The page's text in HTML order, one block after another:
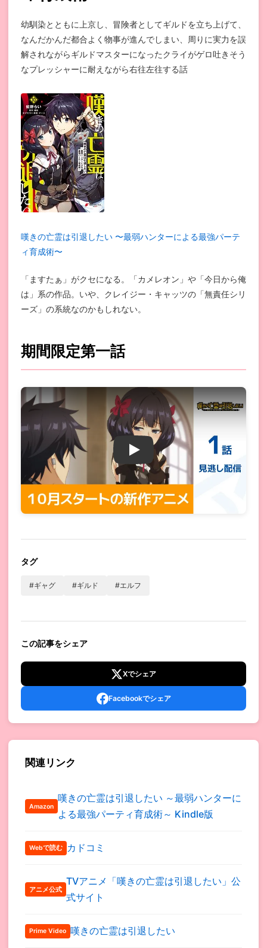
幼馴染とともに上京し、冒険者としてギルドを立ち上げて、
なんだかんだ都合よく物事が進んでしまい、周りに実力を誤
解されながらギルドマスターになったクライがゲロ吐きそう
なプレッシャーに耐えながら右往左往する話
嘆きの亡霊は引退したい 〜最弱ハンターによる最強パーテ
ィ育成術〜
「ますたぁ」がクセになる。「カメレオン」や「今日から俺
は」系の作品。いや、クレイジー・キャッツの「無責任シリ
ーズ」の系統なのかもしれない。
期間限定第一話
嘆きの亡霊は引退したい 第1話
タグ
#ギャグ #ギルド #エルフ
この記事をシェア
Xでシェア
Facebookでシェア
関連リンク
Amazon
嘆きの亡霊は引退したい ～最弱ハンターに
よる最強パーティ育成術～ Kindle版
Webで読む カドコミ
アニメ公式
TVアニメ「嘆きの亡霊は引退したい」公
式サイト
Prime Video 嘆きの亡霊は引退したい